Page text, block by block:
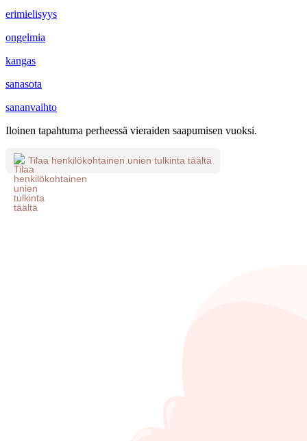
erimielisyys
ongelmia
kangas
sanasota
sananvaihto
Iloinen tapahtuma perheessä vieraiden saapumisen vuoksi.
Tilaa henkilökohtainen unien tulkinta täältä